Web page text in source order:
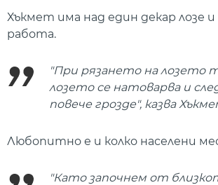
Хъкмет има над един декар лозе
работа.
"При рязането на лозето
лозето се натоварва и
повече грозде", казва
Любопитно е и колко населени
"Като започнем от